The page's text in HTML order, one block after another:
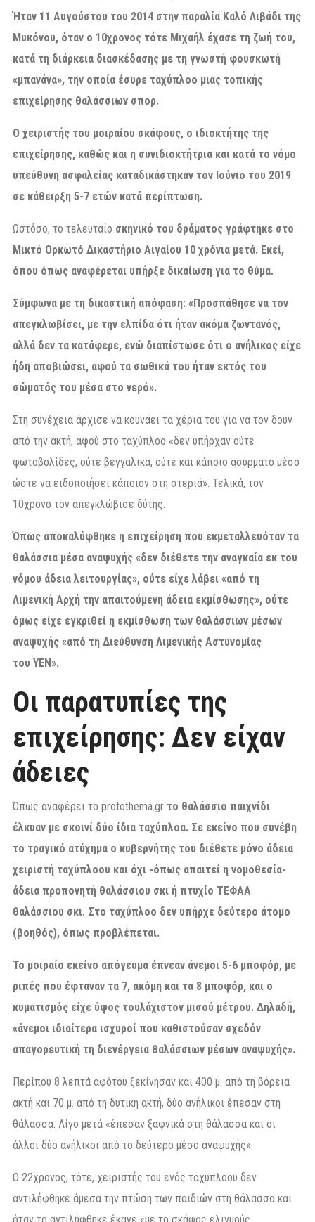
Ήταν 11 Αυγούστου του 2014 στην παραλία Καλό Λιβάδι της
Μυκόνου, όταν ο 10χρονος τότε Μιχαήλ έχασε τη ζωή του,
κατά τη διάρκεια διασκέδασης με τη γνωστή φουσκωτή
«μπανάνα», την οποία έσυρε ταχύπλοο μιας τοπικής
επιχείρησης θαλάσσιων σπορ.
Ο χειριστής του μοιραίου σκάφους, ο ιδιοκτήτης της
επιχείρησης, καθώς και η συνιδιοκτήτρια και κατά το νόμο
υπεύθυνη ασφαλείας καταδικάστηκαν τον Ιούνιο του 2019
σε κάθειρξη 5-7 ετών κατά περίπτωση.
Ωστόσο, το τελευταίο σκηνικό του δράματος γράφτηκε στο
Μικτό Ορκωτό Δικαστήριο Αιγαίου 10 χρόνια μετά. Εκεί,
όπου όπως αναφέρεται υπήρξε δικαίωση για το θύμα.
Σύμφωνα με τη δικαστική απόφαση: «Προσπάθησε να τον
απεγκλωβίσει, με την ελπίδα ότι ήταν ακόμα ζωντανός,
αλλά δεν τα κατάφερε, ενώ διαπίστωσε ότι ο ανήλικος είχε
ήδη αποβιώσει, αφού τα σωθικά του ήταν εκτός του
σώματός του μέσα στο νερό».
Στη συνέχεια άρχισε να κουνάει τα χέρια του για να τον δουν
από την ακτή, αφού στο ταχύπλοο «δεν υπήρχαν ούτε
φωτοβολίδες, ούτε βεγγαλικά, ούτε και κάποιο ασύρματο μέσο
ώστε να ειδοποιήσει κάποιον στη στεριά». Τελικά, τον
10χρονο τον απεγκλώβισε δύτης.
Όπως αποκαλύφθηκε η επιχείρηση που εκμεταλλευόταν τα
θαλάσσια μέσα αναψυχής «δεν διέθετε την αναγκαία εκ του
νόμου άδεια λειτουργίας», ούτε είχε λάβει «από τη
Λιμενική Αρχή την απαιτούμενη άδεια εκμίσθωσης», ούτε
όμως είχε εγκριθεί η εκμίσθωση των θαλάσσιων μέσων
αναψυχής «από τη Διεύθυνση Λιμενικής Αστυνομίας
του YEN».
Οι παρατυπίες της
επιχείρησης: Δεν είχαν
άδειες
Όπως αναφέρει το protothema.gr το θαλάσσιο παιχνίδι
έλκυαν με σκοινί δύο ίδια ταχύπλοα. Σε εκείνο που συνέβη
το τραγικό ατύχημα ο κυβερνήτης του διέθετε μόνο άδεια
χειριστή ταχύπλοου και όχι -όπως απαιτεί η νομοθεσία-
άδεια προπονητή θαλάσσιου σκι ή πτυχίο ΤΕΦΑΑ
θαλάσσιου σκι. Στο ταχύπλοο δεν υπήρχε δεύτερο άτομο
(βοηθός), όπως προβλέπεται.
Το μοιραίο εκείνο απόγευμα έπνεαν άνεμοι 5-6 μποφόρ, με
ριπές που έφταναν τα 7, ακόμη και τα 8 μποφόρ, και ο
κυματισμός είχε ύψος τουλάχιστον μισού μέτρου. Δηλαδή,
«άνεμοι ιδιαίτερα ισχυροί που καθιστούσαν σχεδόν
απαγορευτική τη διενέργεια θαλάσσιων μέσων αναψυχής».
Περίπου 8 λεπτά αφότου ξεκίνησαν και 400 μ. από τη βόρεια
ακτή και 70 μ. από τη δυτική ακτή, δύο ανήλικοι έπεσαν στη
θάλασσα. Λίγο μετά «έπεσαν ξαφνικά στη θάλασσα και οι
άλλοι δύο ανήλικοι από το δεύτερο μέσο αναψυχής».
Ο 22χρονος, τότε, χειριστής του ενός ταχύπλοου δεν
αντιλήφθηκε άμεσα την πτώση των παιδιών στη θάλασσα και